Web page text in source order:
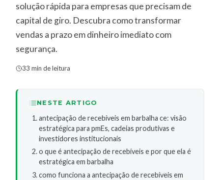
solução rápida para empresas que precisam de
capital de giro. Descubra como transformar
vendas a prazo em dinheiro imediato com
segurança.
33 min de leitura
NESTE ARTIGO
antecipação de recebíveis em barbalha ce: visão
estratégica para pmEs, cadeias produtivas e
investidores institucionais
o que é antecipação de recebíveis e por que ela é
estratégica em barbalha
como funciona a antecipação de recebíveis em